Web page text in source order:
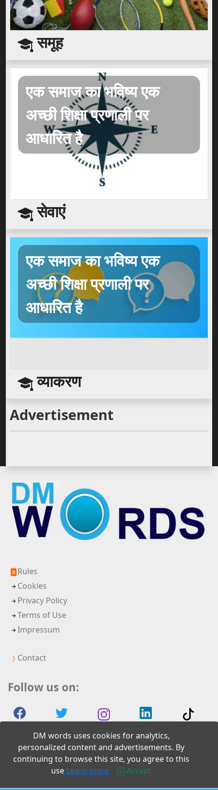
समूह
एक समाज का भविष्य एक
अच्छी शिक्षा प्रणाली पर
आधारित है
सेवाएं
एक समाज का भविष्य एक
अच्छी शिक्षा प्रणाली पर
आधारित है
व्याकरण
Advertisement
DM words uses cookies for analytics,
personalized content and advertisements. By
continuing to browse this site, you agree to this
use Learn more Accept
Rules
Cookies
Privacy Policy
Terms of Use
Impressum
Contact
Follow us on:
2026 DM words